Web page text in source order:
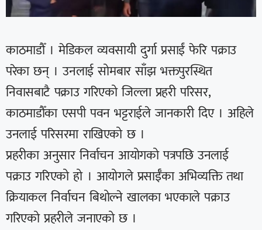
काठमाडौँ । मेडिकल व्यवसायी दुर्गा प्रसाईं फेरि पक्राउ
परेका छन् । उनलाई सोमबार साँझ भक्तपुरस्थित
निवासबाटै पक्राउ गरिएको जिल्ला प्रहरी परिसर,
काठमाडौँका एसपी पवन भट्टराईले जानकारी दिए । अहिले
उनलाई परिसरमा राखिएको छ ।
प्रहरीका अनुसार निर्वाचन आयोगको पत्रपछि उनलाई
पक्राउ गरिएको हो । आयोगले प्रसाईँका अभिव्यक्ति तथा
क्रियाकल निर्वाचन बिथोल्ने खालका भएकाले पक्राउ
गरिएको प्रहरीले जनाएको छ ।